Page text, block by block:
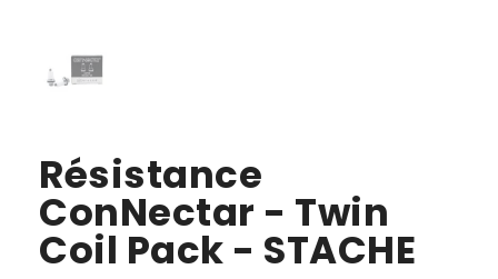
Résistance
ConNectar - Twin
Coil Pack - STACHE